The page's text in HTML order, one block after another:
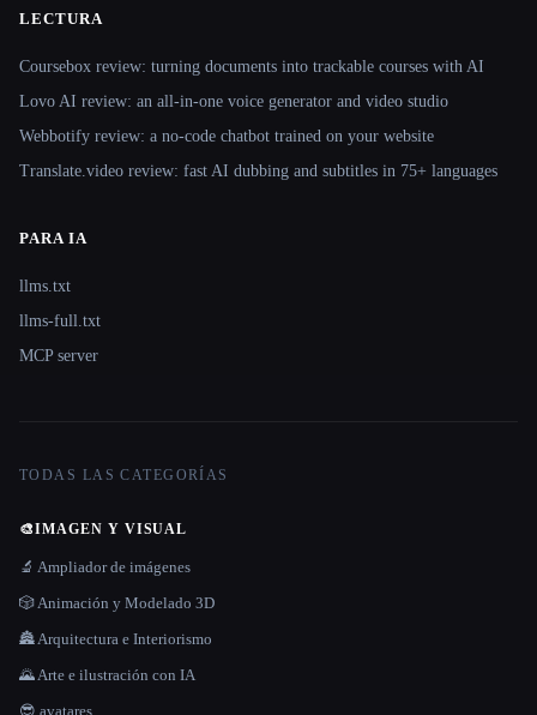
LECTURA
Coursebox review: turning documents into trackable courses with AI
Lovo AI review: an all-in-one voice generator and video studio
Webbotify review: a no-code chatbot trained on your website
Translate.video review: fast AI dubbing and subtitles in 75+ languages
PARA IA
llms.txt
llms-full.txt
MCP server
TODAS LAS CATEGORÍAS
🎨IMAGEN Y VISUAL
🔬 Ampliador de imágenes
🎲 Animación y Modelado 3D
🏯 Arquitectura e Interiorismo
🌄 Arte e ilustración con IA
😎 avatares